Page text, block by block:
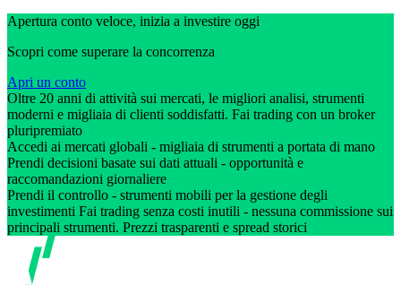
Apertura conto veloce, inizia a investire oggi
Scopri come superare la concorrenza
Apri un conto
Oltre 20 anni di attività sui mercati, le migliori analisi, strumenti
moderni e migliaia di clienti soddisfatti. Fai trading con un broker
pluripremiato
Accedi ai mercati globali - migliaia di strumenti a portata di mano
Prendi decisioni basate sui dati attuali - opportunità e
raccomandazioni giornaliere
Prendi il controllo - strumenti mobili per la gestione degli
investimenti Fai trading senza costi inutili - nessuna commissione sui
principali strumenti. Prezzi trasparenti e spread storici